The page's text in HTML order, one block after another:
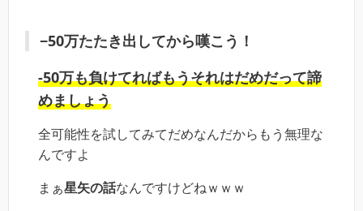
−50万たたき出してから嘆こう！
-50万も負けてればもうそれはだめだって諦
めましょう
全可能性を試してみてだめなんだからもう無理な
んですよ
まぁ星矢の話なんですけどねｗｗｗ